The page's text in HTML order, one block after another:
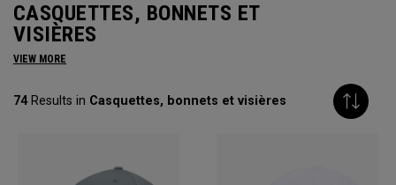
CASQUETTES, BONNETS ET
VISIÈRES
VIEW MORE
74Results in Casquettes, bonnets et visières